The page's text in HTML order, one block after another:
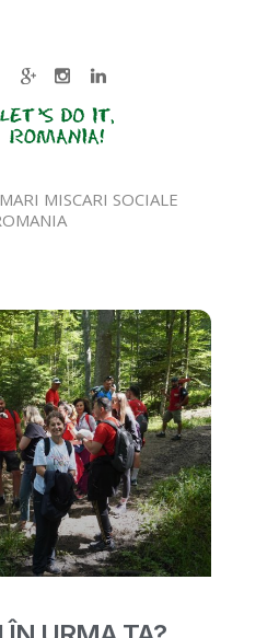
MISCARI SOCIALE